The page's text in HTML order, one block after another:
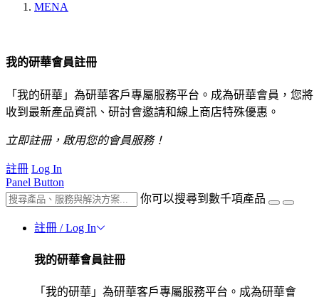
MENA
我的研華會員註冊
「我的研華」為研華客戶專屬服務平台。成為研華會員，您將
收到最新產品資訊、研討會邀請和線上商店特殊優惠。
立即註冊，啟用您的會員服務！
註冊 Log In
Panel Button
你可以搜尋到數千項產品
註冊 / Log In
我的研華會員註冊
「我的研華」為研華客戶專屬服務平台。成為研華會